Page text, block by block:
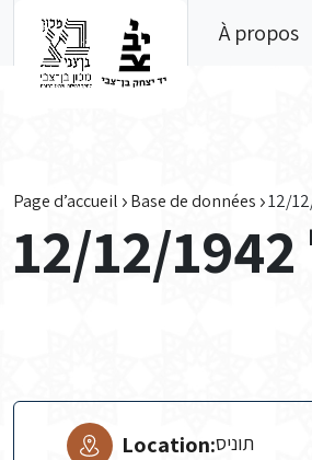
À propos
Page d’accueil Base de données
Location:תוניס